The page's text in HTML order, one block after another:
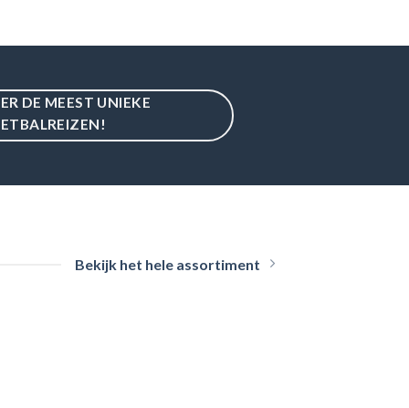
DE MEEST UNIEKE
Bekijk het hele assortiment